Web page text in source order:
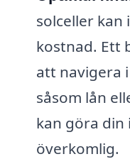
solceller
kostnad. Ett
att navigera
såsom lån
kan göra
överkomlig.